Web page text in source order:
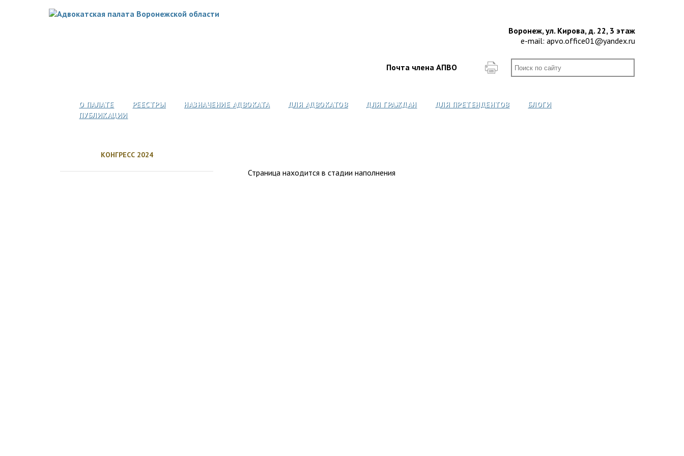
Воронеж, ул. Кирова, д. 22, 3 этаж
e-mail: apvo.office01@yandex.ru
Почта члена АПВО
О ПАЛАТЕ РЕЕСТРЫ НАЗНАЧЕНИЕ АДВОКАТА ДЛЯ АДВОКАТОВ ДЛЯ ГРАЖДАН ДЛЯ ПРЕТЕНДЕНТОВ
БЛОГИ
ПУБЛИКАЦИИ
КОНГРЕСС 2024
Страница находится в стадии наполнения